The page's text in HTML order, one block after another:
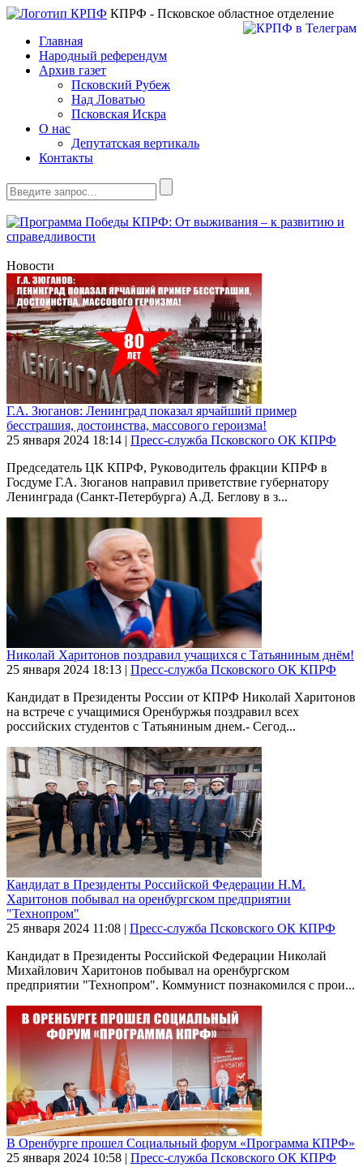
КПРФ - Псковское областное отделение
Главная
Народный референдум
Архив газет
Псковский Рубеж
Над Ловатью
Псковская Искра
О нас
Депутатская вертикаль
Контакты
Новости
Г.А. Зюганов: Ленинград показал ярчайший пример
бесстрашия, достоинства, массового героизма!
25 января 2024 18:14 | Пресс-служба Псковского ОК КПРФ
Председатель ЦК КПРФ, Руководитель фракции КПРФ в
Госдуме Г.А. Зюганов направил приветствие губернатору
Ленинграда (Санкт-Петербурга) А.Д. Беглову в з...
Николай Харитонов поздравил учащихся с Татьяниным днём!
25 января 2024 18:13 | Пресс-служба Псковского ОК КПРФ
Кандидат в Президенты России от КПРФ Николай Харитонов
на встрече с учащимися Оренбуржья поздравил всех
российских студентов с Татьяниным днем.- Сегод...
Кандидат в Президенты Российской Федерации Н.М.
Харитонов побывал на оренбургском предприятии
"Технопром"
25 января 2024 11:08 | Пресс-служба Псковского ОК КПРФ
Кандидат в Президенты Российской Федерации Николай
Михайлович Харитонов побывал на оренбургском
предприятии "Технопром". Коммунист познакомился с прои...
В Оренбурге прошел Социальный форум «Программа КПРФ»
25 января 2024 10:58 | Пресс-служба Псковского ОК КПРФ